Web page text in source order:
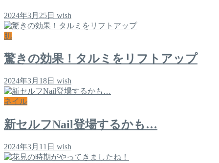
2024年3月25日 wish
肌
驚きの効果！タルミをリフトアップ
2024年3月18日 wish
ネイル
新セルフNail登場するかも…
2024年3月11日 wish